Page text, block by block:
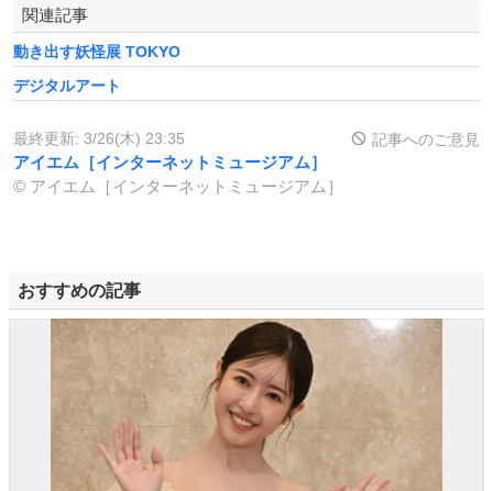
関連記事
動き出す妖怪展 TOKYO
デジタルアート
最終更新: 3/26(木) 23:35 記事へのご意見
アイエム［インターネットミュージアム］
© アイエム［インターネットミュージアム］
おすすめの記事